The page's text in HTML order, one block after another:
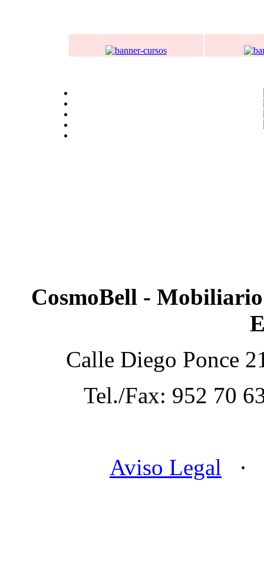
CosmoBell -
Calle Diego Ponce
Tel./Fax: 952 70
Aviso Legal ·